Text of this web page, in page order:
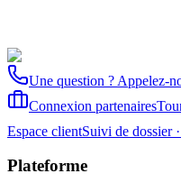
Une question ? Appelez-
Connexion partenaires
Espace clientSuivi de dossier
Plateforme